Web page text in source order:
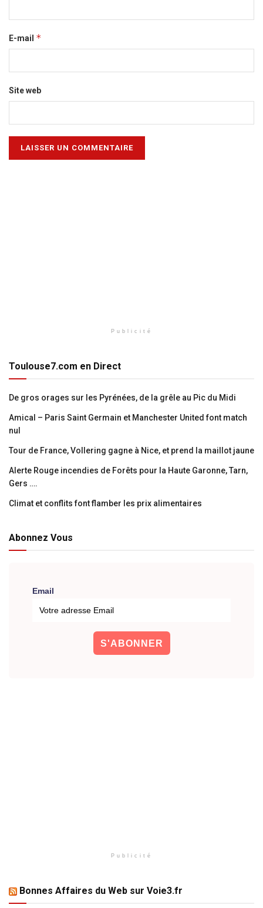
E-mail *
Site web
Publicité
Toulouse7.com en Direct
De gros orages sur les Pyrénées, de la grêle au Pic du Midi
Amical – Paris Saint Germain et Manchester United font match
nul
Tour de France, Vollering gagne à Nice, et prend la maillot jaune
Alerte Rouge incendies de Forêts pour la Haute Garonne, Tarn,
Gers ….
Climat et conflits font flamber les prix alimentaires
Abonnez Vous
Email
Publicité
Bonnes Affaires du Web sur Voie3.fr